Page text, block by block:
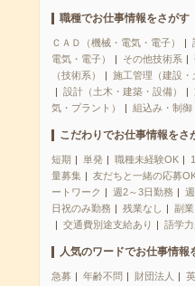
職種でお仕事情報をさがす
ＣＡＤ（機械・電気・電子）
電気・電子）
その他技術系
（技術系）
施工管理（建設・
設計（土木・建築・設備）
気・プラント）
組込み・制御
こだわりでお仕事情報をさ
短期 単発 職種未経験OK
量募集
友だちと一緒の応募
ートワーク
週2～3日勤務
日祝のみ勤務
残業なし
副
交通費別途支給あり
語学
人気のワードでお仕事情報
急募 年齢不問 財団法人